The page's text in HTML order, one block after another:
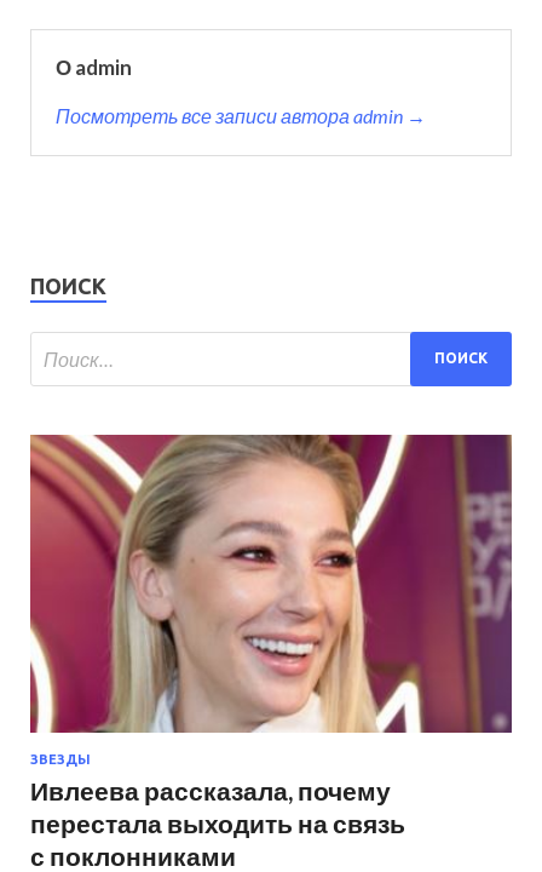
О admin
Посмотреть все записи автора admin →
ПОИСК
ЗВЕЗДЫ
Ивлеева рассказала, почему
перестала выходить на связь
с поклонниками